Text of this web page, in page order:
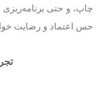
چاپ، و حتی برنامه‌ریزی
حس اعتماد و رضایت